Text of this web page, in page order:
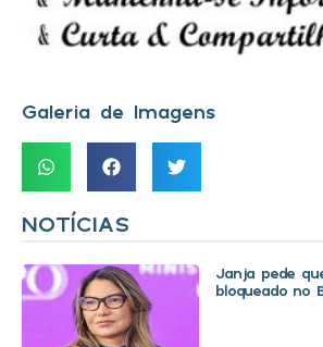
Galeria de Imagens
NOTÍCIAS
Janja pede
bloqueado no